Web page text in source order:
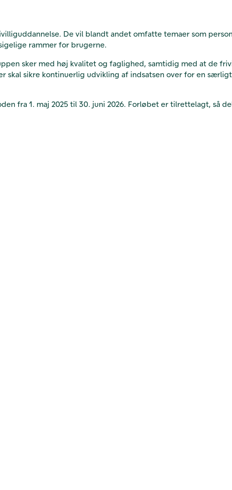
De vil blandt andet omfatte temaer som
rammer for brugerne.
sker med høj kvalitet og faglighed, samtidig med at de
skal sikre kontinuerlig udvikling af indsatsen over for en
fra 1. maj 2025 til 30. juni 2026. Forløbet er tilrettelagt, så